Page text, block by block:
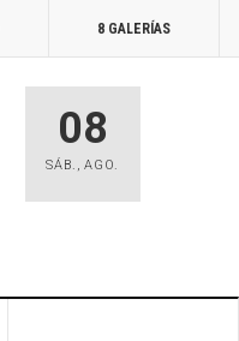
8 GALERÍAS
08
SÁB. ,AGO.